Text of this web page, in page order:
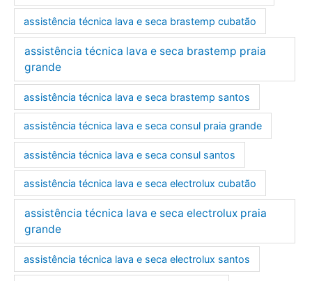
assistência técnica lava e seca brastemp cubatão
assistência técnica lava e seca brastemp praia
grande
assistência técnica lava e seca brastemp santos
assistência técnica lava e seca consul praia grande
assistência técnica lava e seca consul santos
assistência técnica lava e seca electrolux cubatão
assistência técnica lava e seca electrolux praia
grande
assistência técnica lava e seca electrolux santos